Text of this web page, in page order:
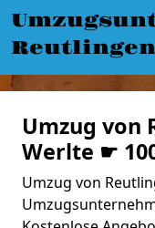
Reutlingen
Umzug von
Werlte ☛
Umzug von